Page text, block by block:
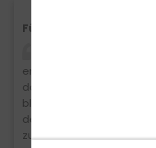
Führerschein
entspannte, lustige
doppelt und dreifach
bleibt. Sie hat mich
den Führerschein geboxt.
zu empfehlen ?